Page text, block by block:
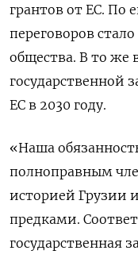
грантов от ЕС. По
переговоров
общества. В то же
государственной
ЕС в 2030 году.
«Наша
полноправным
историей
предками.
государственная